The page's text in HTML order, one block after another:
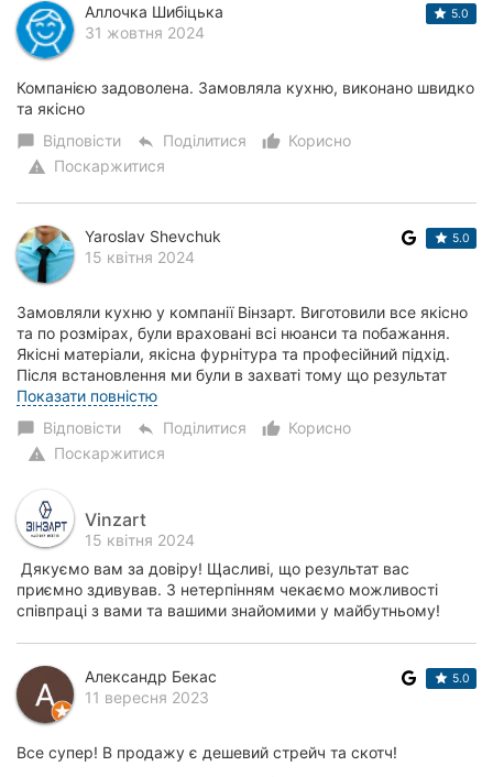
Аллочка Шибіцька
31 жовтня 2024
5.0
Компанією задоволена. Замовляла кухню, виконано швидко
та якісно
chat_bubble Відповісти reply Поділитися thumb_up_alt
Корисно
warning Поскаржитися
Yaroslav Shevchuk
15 квітня 2024
5.0
Замовляли кухню у компанії Вінзарт. Виготовили все якісно
та по розмірах, були враховані всі нюанси та побажання.
Якісні матеріали, якісна фурнітура та професійний підхід.
Після встановлення ми були в захваті тому що результат
вийшов набагато кращий...
Показати повністю
chat_bubble Відповісти reply Поділитися thumb_up_alt
Корисно
warning Поскаржитися
Vinzart
15 квітня 2024
Дякуємо вам за довіру! Щасливі, що результат вас
приємно здивував. З нетерпінням чекаємо можливості
співпраці з вами та вашими знайомими у майбутньому!
Александр Бекас
11 вересня 2023
5.0
Все супер! В продажу є дешевий стрейч та скотч!